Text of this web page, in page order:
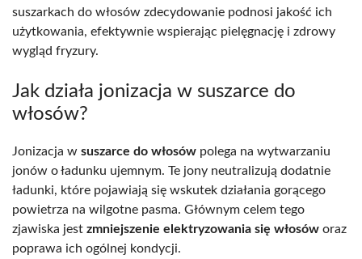
suszarkach do włosów zdecydowanie podnosi jakość ich
użytkowania, efektywnie wspierając pielęgnację i zdrowy
wygląd fryzury.
Jak działa jonizacja w suszarce do
włosów?
Jonizacja w suszarce do włosów polega na wytwarzaniu
jonów o ładunku ujemnym. Te jony neutralizują dodatnie
ładunki, które pojawiają się wskutek działania gorącego
powietrza na wilgotne pasma. Głównym celem tego
zjawiska jest zmniejszenie elektryzowania się włosów oraz
poprawa ich ogólnej kondycji.